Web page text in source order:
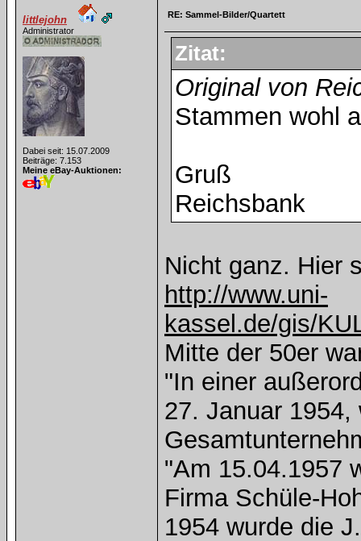
littlejohn
Administrator
Dabei seit: 15.07.2009
Beiträge: 7.153
Meine eBay-Auktionen:
RE: Sammel-Bilder/Quartett
Zitat:
Original von
Stammen wohl
Gruß
Reichsbank
Nicht ganz. Hier
http://www.uni-
kassel.de/gis/
Mitte der 50er
"In einer
27. Januar
"Am 15.04.1957
Firma Schüle-
1954 wurde die